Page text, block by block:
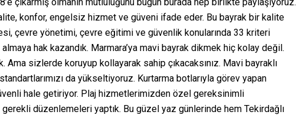
konfor, engelsiz hizmet ve güveni ifade eder. Bu bayrak bir kalite
çevre yönetimi, çevre eğitimi ve güvenlik konularında 33 kriteri
hak kazandık. Marmara’ya mavi bayrak dikmek hiç kolay değil.
Ama sizlerde koruyup kollayarak sahip çıkacaksınız. Mavi bayraklı
standartlarımızı da yükseltiyoruz. Kurtarma botlarıyla görev yapan
hale getiriyor. Plaj hizmetlerimizden özel gereksinimli
düzenlemeleri yaptık. Bu güzel yaz günlerinde hem Tekirdağlı